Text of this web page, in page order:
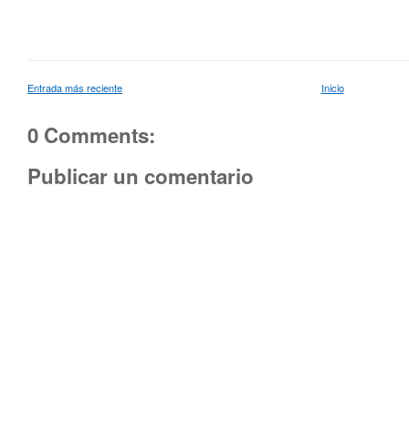
Entrada más reciente Inicio
0 Comments:
Publicar un comentario